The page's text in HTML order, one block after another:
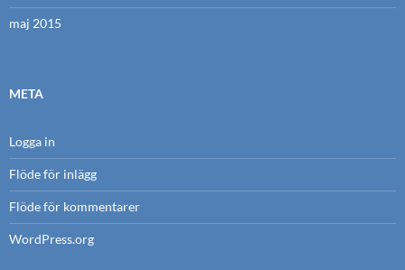
maj 2015
META
Logga in
Flöde för inlägg
Flöde för kommentarer
WordPress.org